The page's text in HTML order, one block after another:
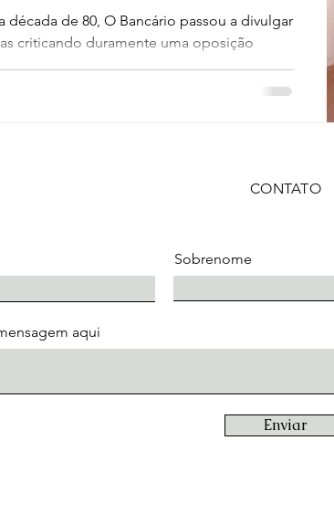
década de 80, O Bancário passou a divulgar
criticando duramente uma oposição
CONTATO
Sobrenome
aqui
Enviar